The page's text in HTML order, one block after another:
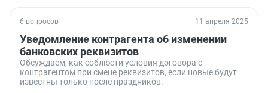
6 вопросов 11 апреля 2025
Уведомление контрагента об изменении
банковских реквизитов
Обсуждаем, как соблюсти условия договора с
контрагентом при смене реквизитов, если новые будут
известны только после праздников.